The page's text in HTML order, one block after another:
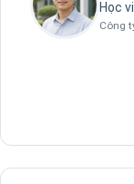
Học
Công